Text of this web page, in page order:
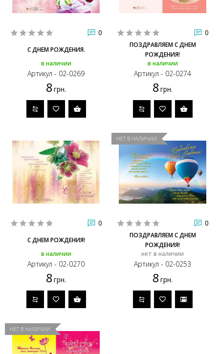
0
С ДНЕМ РОЖДЕНИЯ.
в наличии
Артикул - 02-0269
8 грн.
0
ПОЗДРАВЛЯЕМ С ДНЕМ
РОЖДЕНИЯ!
в наличии
Артикул - 02-0274
8 грн.
0
С ДНЕМ РОЖДЕНИЯ!
в наличии
Артикул - 02-0270
8 грн.
НЕТ В НАЛИЧИИ
0
ПОЗДРАВЛЯЕМ С ДНЕМ
РОЖДЕНИЯ!
нет в наличии
Артикул - 02-0253
8 грн.
НЕТ В НАЛИЧИИ